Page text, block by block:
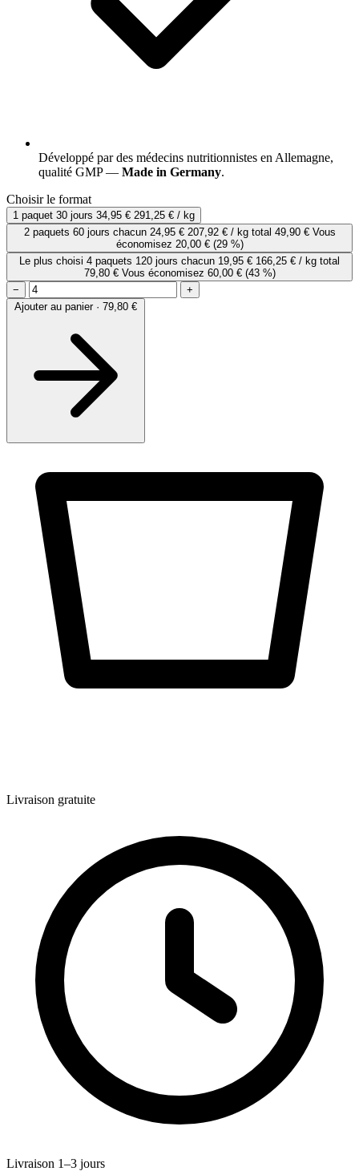
Développé par des médecins nutritionnistes en Allemagne,
qualité GMP — Made in Germany.
Choisir le format
1 paquet 30 jours 34,95 € 291,25 € / kg
2 paquets 60 jours chacun 24,95 € 207,92 € / kg total 49,90 € Vous
économisez 20,00 € (29 %)
Le plus choisi 4 paquets 120 jours chacun 19,95 € 166,25 € / kg total
79,80 € Vous économisez 60,00 € (43 %)
−
+
Ajouter au panier · 79,80 €
Livraison gratuite
Livraison 1–3 jours